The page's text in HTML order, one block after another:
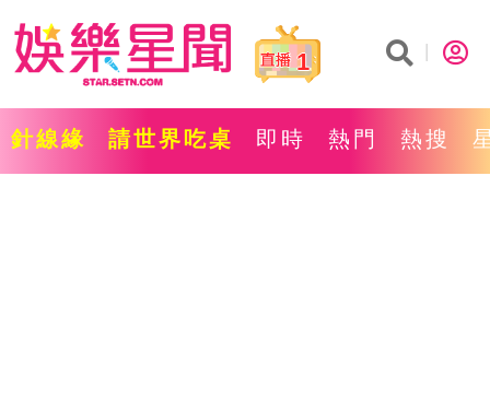
1
針線緣 請世界吃桌 即時 熱門 熱搜